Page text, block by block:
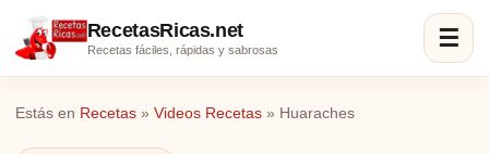
RecetasRicas.net
Recetas fáciles, rápidas y sabrosas ☰
Estás en Recetas » Videos Recetas » Huaraches